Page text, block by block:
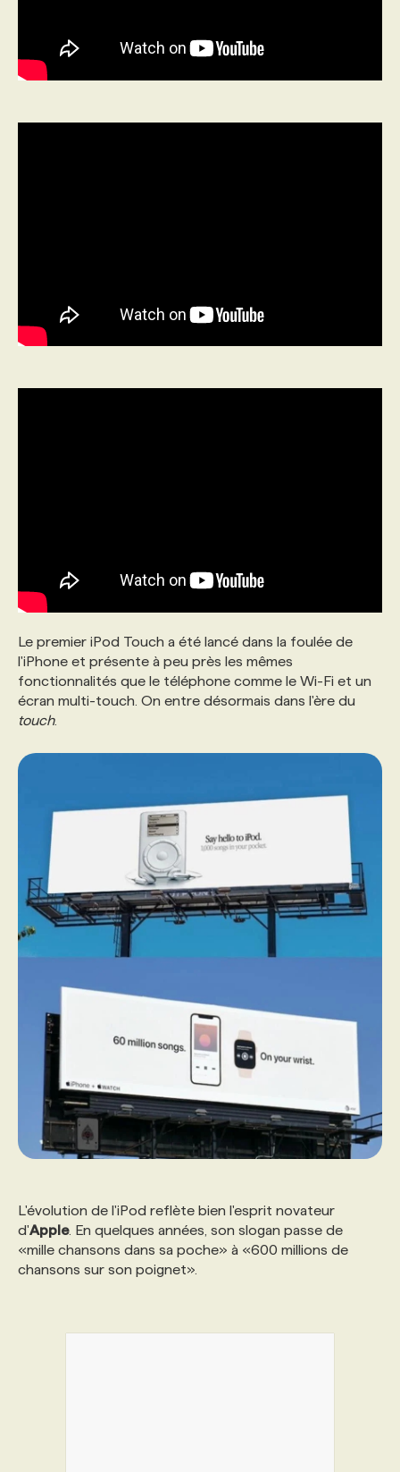
Le premier iPod Touch a été lancé dans la foulée de
l'iPhone et présente à peu près les mêmes
fonctionnalités que le téléphone comme le Wi-Fi et un
écran multi-touch. On entre désormais dans l'ère du
touch.
L'évolution de l'iPod reflète bien l'esprit novateur
d'Apple. En quelques années, son slogan passe de
«mille chansons dans sa poche» à «600 millions de
chansons sur son poignet».